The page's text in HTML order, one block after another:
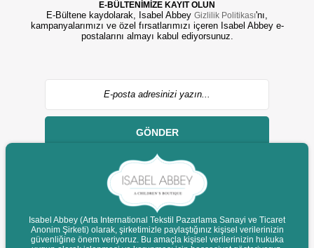
E-BÜLTENİMİZE KAYIT OLUN
E-Bültene kaydolarak, Isabel Abbey Gizlilik Politikası'nı,
kampanyalarımızı ve özel fırsatlarımızı içeren Isabel Abbey e-
postalarını almayı kabul ediyorsunuz.
GÖNDER
© 2022 isabelabbey.com - Tüm Hakları Saklıdır.
Isabel Abbey (Arta International Tekstil Pazarlama Sanayi ve Ticaret
Anonim Şirketi) olarak, şirketimizle paylaştığınız kişisel verilerinizin
güvenliğine önem veriyoruz. Bu amaçla kişisel verilerinizin hukuka